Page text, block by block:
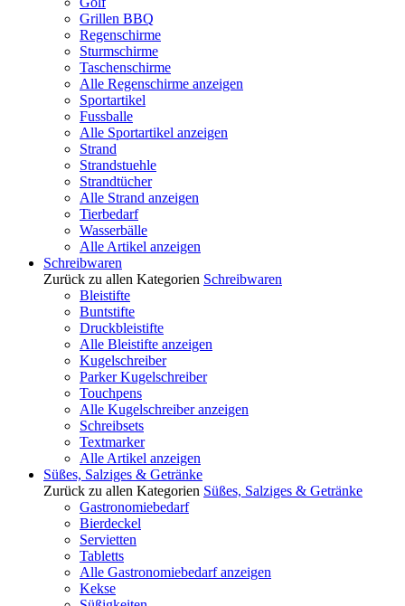
Grillen BBQ
Regenschirme
Sturmschirme
Taschenschirme
Alle Regenschirme anzeigen
Sportartikel
Fussballe
Alle Sportartikel anzeigen
Strand
Strandstuehle
Strandtücher
Alle Strand anzeigen
Tierbedarf
Wasserbälle
Alle Artikel anzeigen
Schreibwaren
Zurück zu allen Kategorien Schreibwaren
Bleistifte
Buntstifte
Druckbleistifte
Alle Bleistifte anzeigen
Kugelschreiber
Parker Kugelschreiber
Touchpens
Alle Kugelschreiber anzeigen
Schreibsets
Textmarker
Alle Artikel anzeigen
Süßes, Salziges & Getränke
Zurück zu allen Kategorien Süßes, Salziges & Getränke
Gastronomiebedarf
Bierdeckel
Servietten
Tabletts
Alle Gastronomiebedarf anzeigen
Kekse